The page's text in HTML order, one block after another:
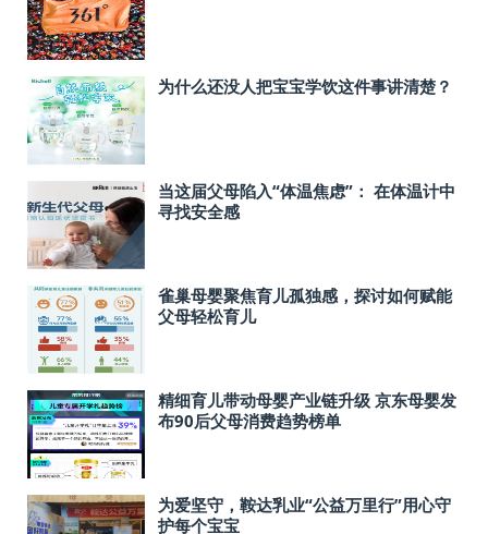
为什么还没人把宝宝学饮这件事讲清楚？
当这届父母陷入“体温焦虑”： 在体温计中
寻找安全感
雀巢母婴聚焦育儿孤独感，探讨如何赋能
父母轻松育儿
精细育儿带动母婴产业链升级 京东母婴发
布90后父母消费趋势榜单
为爱坚守，鞍达乳业“公益万里行”用心守
护每个宝宝